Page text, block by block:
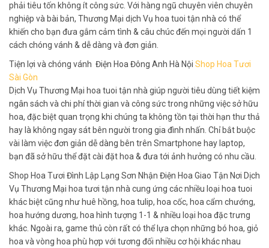
phải tiêu tốn không ít công sức. Với hàng ngũ chuyên viên chuyên
nghiệp và bài bản, Thương Mại dịch Vụ hoa tuoi tận nhà có thể
khiến cho bạn đưa gắm cảm tình & câu chúc đến mọi người dấn 1
cách chóng vánh & dễ dàng và đơn giản.
Tiện lợi và chóng vánh Điện Hoa Đông Anh Hà Nội Shop Hoa Tươi
Sài Gòn
Dịch Vụ Thương Mại hoa tuoi tận nhà giúp người tiêu dùng tiết kiệm
ngân sách và chi phí thời gian và công sức trong những việc sở hữu
hoa, đặc biệt quan trọng khi chúng ta không tồn tại thời hạn thư thả
hay là không ngay sát bên người trong gia đình nhấn. Chỉ bắt buộc
vài làm việc đơn giản dễ dàng bên trên Smartphone hay laptop,
bạn đã sở hữu thể đặt cài đặt hoa & đưa tới ảnh hưởng có nhu cầu.
Shop Hoa Tươi Đình Lập Lạng Sơn Nhận Điện Hoa Giao Tận Nơi Dịch
Vụ Thương Mại hoa tươi tận nhà cung ứng các nhiều loại hoa tuoi
khác biệt cũng như huê hồng, hoa tulip, hoa cốc, hoa cẩm chướng,
hoa hướng dương, hoa hình tượng 1-1 & nhiều loại hoa đặc trưng
khác. Ngoài ra, game thủ còn rất có thể lựa chọn những bó hoa, giỏ
hoa và vòng hoa phù hợp với tương đối nhiều cơ hội khác nhau